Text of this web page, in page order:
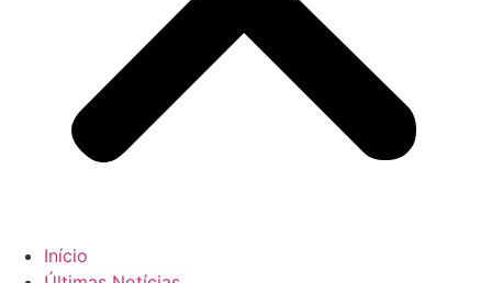
Início